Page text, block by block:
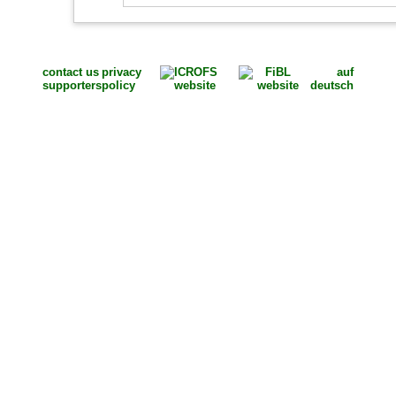
contact us
supporters
privacy
policy
auf
deutsch